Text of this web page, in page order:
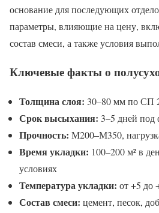
основание для последующих
параметры, влияющие на цену,
состав смеси, а также условия
Ключевые факты о
Толщина слоя: 30–80 мм по СП
Срок высыхания: 3–5 дней
Прочность: М200–М350,
Время укладки: 100–200 м² в
условиях
Температура укладки: от +5 до
Состав смеси: цемент, песок,